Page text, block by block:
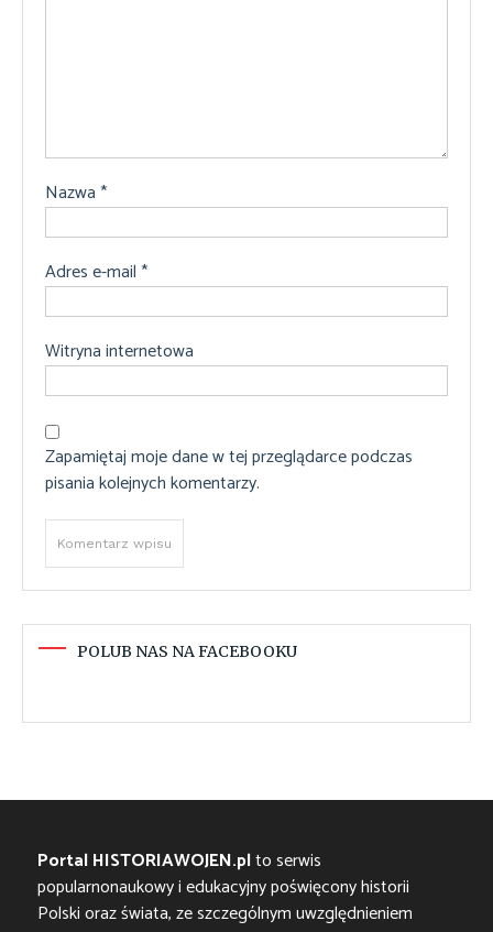
Nazwa*
Adres e-mail*
Witryna internetowa
Zapamiętaj moje dane w tej przeglądarce podczas
pisania kolejnych komentarzy.
POLUB NAS NA FACEBOOKU
Portal HISTORIAWOJEN.plto serwis
popularnonaukowy i edukacyjny poświęcony historii
Polski oraz świata, ze szczególnym uwzględnieniem